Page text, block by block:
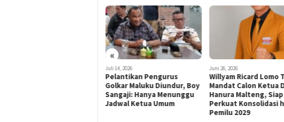
«
Juli 14, 2026
Pelantikan Pengurus
Golkar Maluku Diundur, Boy
Sangaji: Hanya Menunggu
Jadwal Ketua Umum
Juni 26, 2026
Willyam Ricard Lomo
Mandat Calon Ketua
Hanura Malteng, Siap
Perkuat Konsolidasi
Pemilu 2029